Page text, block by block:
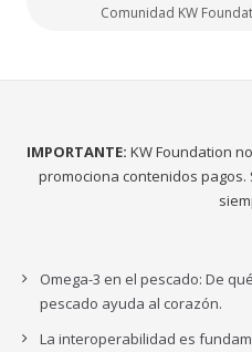
Comunidad KW
IMPORTANTE: KW Foundation
promociona contenidos
Omega-3 en el pescado: De
pescado ayuda al corazón.
La interoperabilidad es